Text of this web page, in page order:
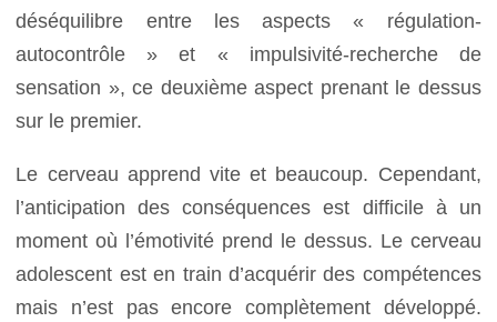
déséquilibre entre les aspects « régulation-
autocontrôle » et « impulsivité-recherche de
sensation », ce deuxième aspect prenant le dessus
sur le premier.
Le cerveau apprend vite et beaucoup. Cependant,
l’anticipation des conséquences est difficile à un
moment où l’émotivité prend le dessus. Le cerveau
adolescent est en train d’acquérir des compétences
mais n’est pas encore complètement développé.